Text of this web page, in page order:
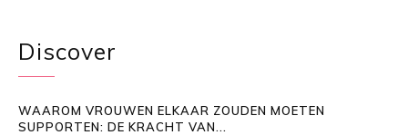
Discover
WAAROM VROUWEN ELKAAR ZOUDEN MOETEN
SUPPORTEN: DE KRACHT VAN...